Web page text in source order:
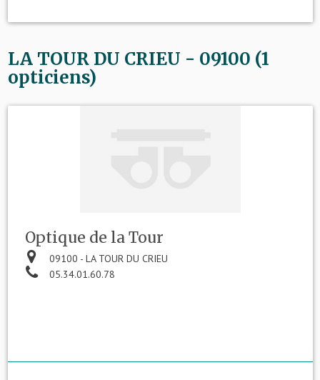
LA TOUR DU CRIEU - 09100 (1
opticiens)
Optique de la Tour
09100 - LA TOUR DU CRIEU
05.34.01.60.78